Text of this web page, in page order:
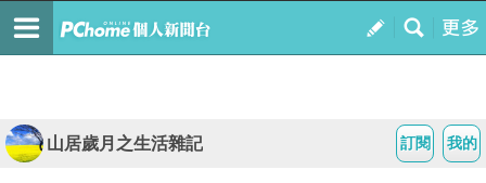
我的
訂閱
山居歲月之生活雜記